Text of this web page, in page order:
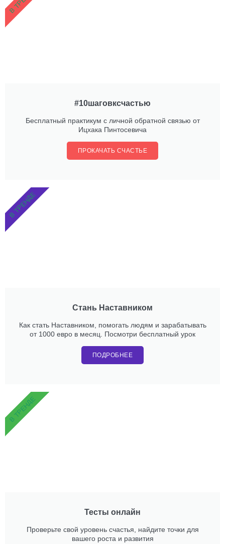
#10шаговксчастью
Бесплатный практикум с личной обратной связью от
Ицхака Пинтосевича
ПРОКАЧАТЬ СЧАСТЬЕ
Стань Наставником
Как стать Наставником, помогать людям и зарабатывать
от 1000 евро в месяц. Посмотри бесплатный урок
ПОДРОБНЕЕ
В ТРЕНДЕ
Тесты онлайн
Проверьте свой уровень счастья, найдите точки для
вашего роста и развития
В ТРЕНДЕ